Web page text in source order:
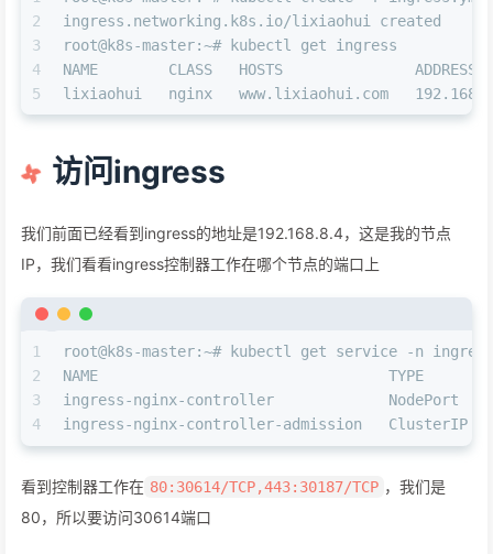
2
3
4
5
ingress.networking.k8s.io/lixiaohui created
root@k8s-master:~# kubectl get ingress
NAME        CLASS   HOSTS               ADDRESS
lixiaohui   nginx   www.lixiaohui.com
访问ingress
我们前面已经看到ingress的地址是192.168.8.4，这是我的节点
IP，我们看看ingress控制器工作在哪个节点的端口上
1
2
3
4
root@k8s-master:~# kubectl get service -n
NAME                                 TYPE
ingress-nginx-controller             NodePort
ingress-nginx-controller-admission
看到控制器工作在 80:30614/TCP,443:30187/TCP ，我们是
80，所以要访问30614端口